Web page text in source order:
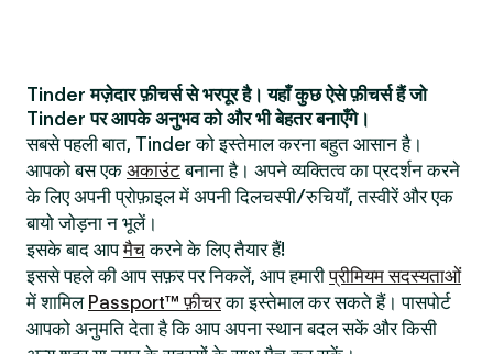
Tinder मज़ेदार फ़ीचर्स से भरपूर है। यहाँ कुछ ऐसे फ़ीचर्स हैं जो
Tinder पर आपके अनुभव को और भी बेहतर बनाएँगे।
सबसे पहली बात, Tinder को इस्तेमाल करना बहुत आसान है।
आपको बस एक अकाउंटबनाना है। अपने व्यक्तित्व का प्रदर्शन करने
के लिए अपनी प्रोफ़ाइल में अपनी दिलचस्पी/रुचियाँ, तस्वीरें और एक
बायो जोड़ना न भूलें।
इसके बाद आपमैचकरने के लिए तैयार हैं!
इससे पहले की आप सफ़र पर निकलें, आप हमारीप्रीमियम सदस्यताओं
में शामिल Passport™ फ़ीचरका इस्तेमाल कर सकते हैं। पासपोर्ट
आपको अनुमति देता है कि आप अपना स्थान बदल सकें और किसी